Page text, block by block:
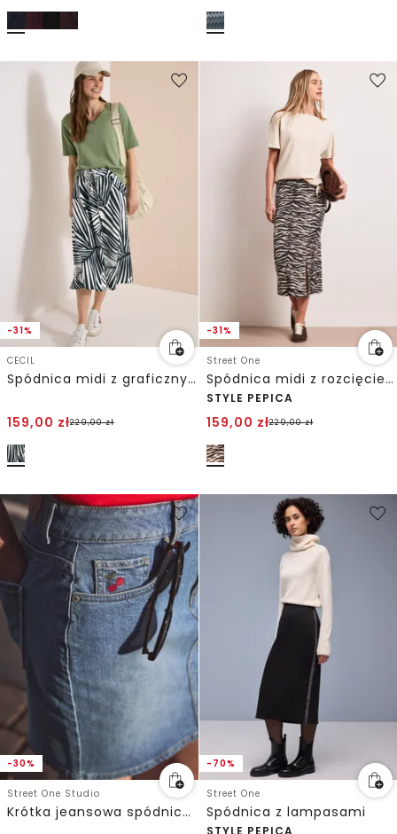
-31%
CECIL
Spódnica midi z graficznym wzorem
159,00 zł229,00zł
-31%
Street One
Spódnica midi z rozcięciem i wzorem zwierzęcym
STYLE PEPICA
159,00 zł229,00zł
-30%
Street One Studio
Krótka jeansowa spódnica z wysoką talią
-70%
Street One
Spódnica z lampasami